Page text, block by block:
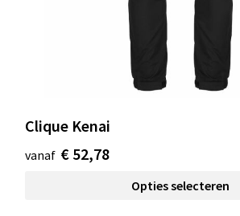
Clique Kenai
vanaf € 52,78
Opties selecteren